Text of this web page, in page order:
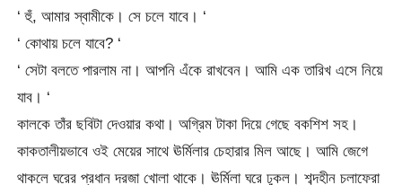
‘ হুঁ, আমার স্বামীকে। সে চলে যাবে। ‘
‘ কোথায় চলে যাবে? ‘
‘ সেটা বলতে পারলাম না। আপনি এঁকে রাখবেন। আমি এক তারিখ এসে নিয়ে
যাব। ‘
কালকে তাঁর ছবিটা দেওয়ার কথা। অগ্রিম টাকা দিয়ে গেছে বকশিশ সহ।
কাকতালীয়ভাবে ওই মেয়ের সাথে ঊর্মিলার চেহারার মিল আছে। আমি জেগে
থাকলে ঘরের প্রধান দরজা খোলা থাকে। ঊর্মিলা ঘরে ঢুকল। শব্দহীন চলাফেরা